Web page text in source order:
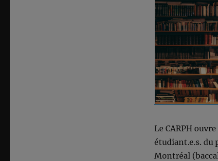
Le CARPH
étudiant.e.s. du
Montréal